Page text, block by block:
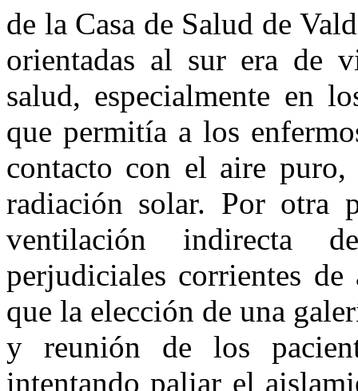
de la Casa de Salud de
orientadas al sur era de
salud, especial­mente en
que permitía a los
contacto con el aire
radiación solar. Por otra
ventilación indirecta
perjudiciales corrientes
que la elección de una
y reunión de los
intentando paliar el